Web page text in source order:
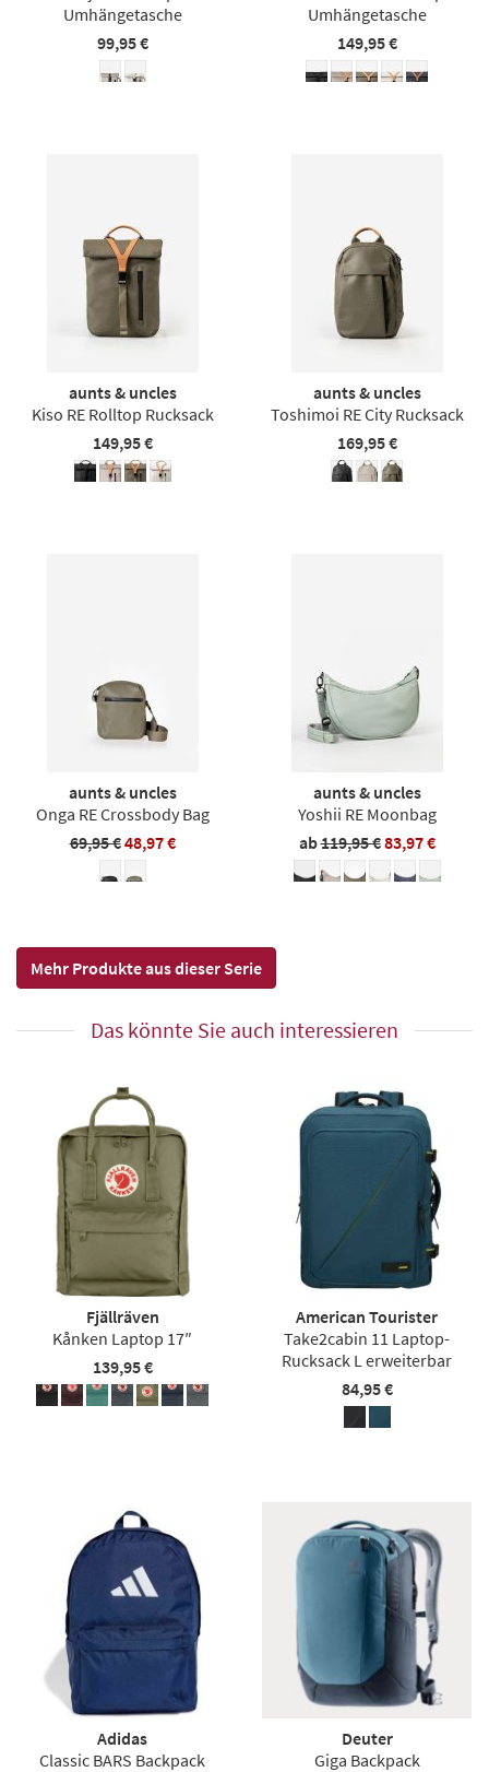
Umhängetasche
99,95 €
Umhängetasche
149,95 €
aunts & uncles
Kiso RE Rolltop Rucksack
149,95 €
aunts & uncles
Toshimoi RE City Rucksack
169,95 €
aunts & uncles
Onga RE Crossbody Bag
69,95 €48,97 €
aunts & uncles
Yoshii RE Moonbag
ab119,95 €83,97 €
Mehr Produkte aus dieser Serie
Das könnte Sie auch interessieren
Fjällräven
Kånken Laptop 17″
139,95 €
American Tourister
Take2cabin 11 Laptop-
Rucksack L erweiterbar
84,95 €
Adidas
Classic BARS Backpack
Deuter
Giga Backpack